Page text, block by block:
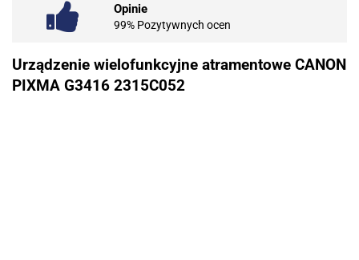
Opinie
99% Pozytywnych ocen
Urządzenie wielofunkcyjne atramentowe CANON
PIXMA G3416 2315C052